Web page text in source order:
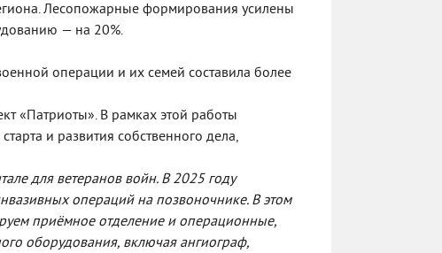
Лесопожарные формирования усилены
— на 20%.
операции и их семей составила более
«Патриоты». В рамках этой работы
и развития собственного дела,
для ветеранов войн. В 2025 году
операций на позвоночнике. В этом
приёмное отделение и операционные,
оборудования, включая ангиограф,